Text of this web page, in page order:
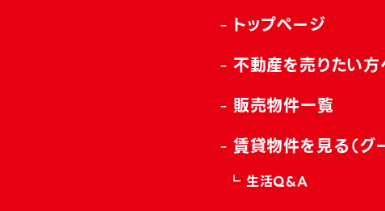
トップページ
不動産を売りたい方
販売物件一覧
賃貸物件を見る（グ
生活Q&A